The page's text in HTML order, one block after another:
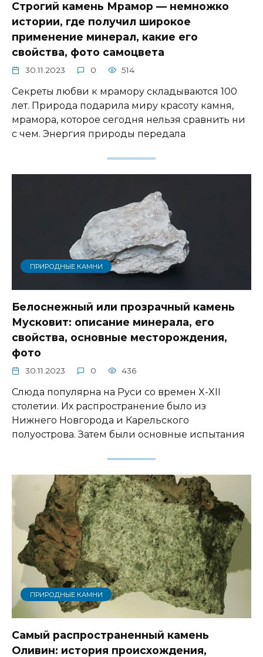
Строгий камень Мрамор — немножко
истории, где получил широкое
применение минерал, какие его
свойства, фото самоцвета
30.11.2023 0 514
Секреты любви к мрамору складываются 100
лет. Природа подарила миру красоту камня,
мрамора, которое сегодня нельзя сравнить ни
с чем. Энергия природы передала
ПРИРОДНЫЕ КАМНИ
Белоснежный или прозрачный камень
Мусковит: описание минерала, его
свойства, основные месторождения,
фото
30.11.2023 0 436
Слюда популярна на Руси со времен X-XII
столетии. Их распространение было из
Нижнего Новгорода и Карельского
полуострова. Затем были основные испытания
ПРИРОДНЫЕ КАМНИ
Самый распространенный камень
Оливин: история происхождения,